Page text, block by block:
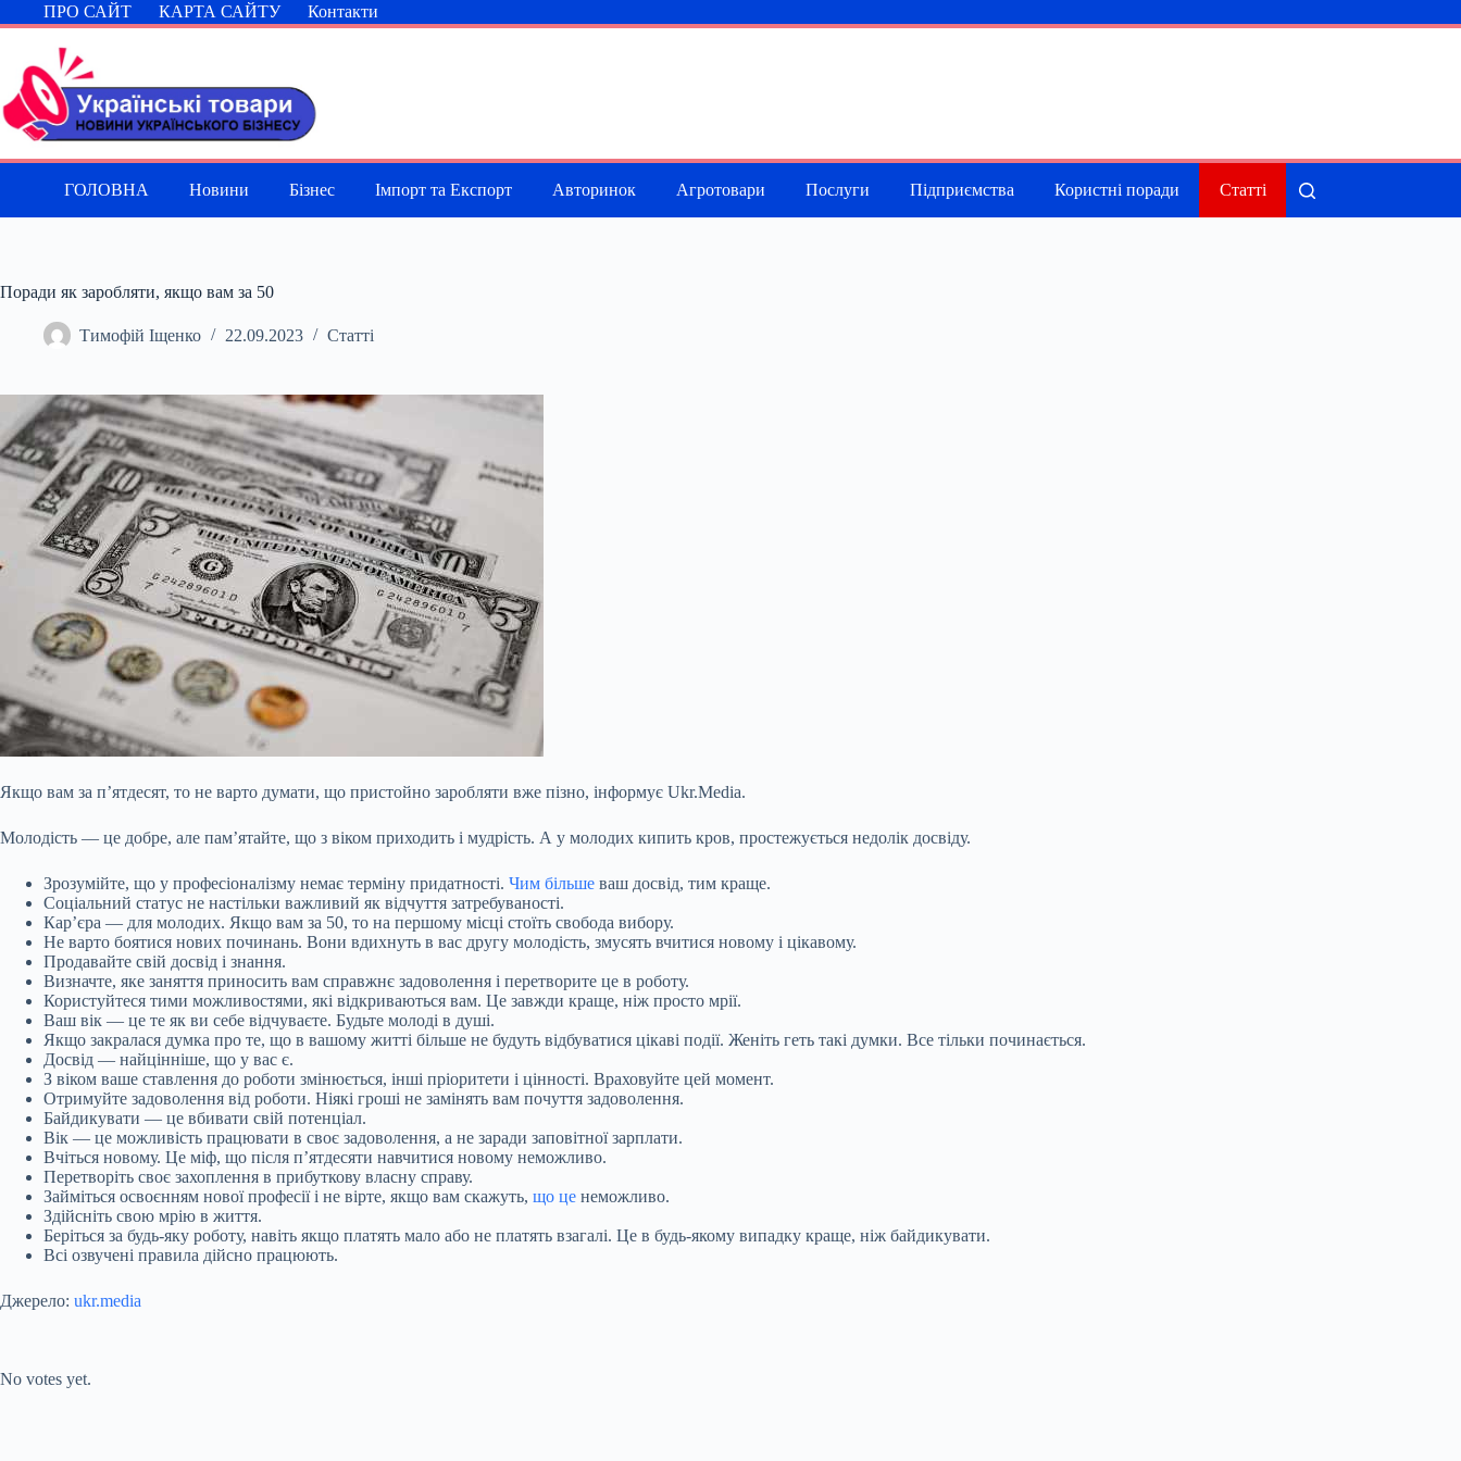
Перейти
до
ПРО САЙТ КАРТА САЙТУ Контакти
ГОЛОВНА Новини Бізнес Імпорт та Експорт Авторинок Агротовари Послуги Підприємства Користні поради Статті
Поради як заробляти, якщо вам за 50
Тимофій Іщенко 22.09.2023 Статті
Якщо вам за п’ятдесят, то не варто думати, що пристойно заробляти вже пізно, інформує Ukr.Media.
Молодість — це добре, але пам’ятайте, що з віком приходить і мудрість. А у молодих кипить кров, простежується недолік досвіду.
Зрозумійте, що у професіоналізму немає терміну придатності. Чим більше ваш досвід, тим краще.
Соціальний статус не настільки важливий як відчуття затребуваності.
Кар’єра — для молодих. Якщо вам за 50, то на першому місці стоїть свобода вибору.
Не варто боятися нових починань. Вони вдихнуть в вас другу молодість, змусять вчитися новому і цікавому.
Продавайте свій досвід і знання.
Визначте, яке заняття приносить вам справжнє задоволення і перетворите це в роботу.
Користуйтеся тими можливостями, які відкриваються вам. Це завжди краще, ніж просто мрії.
Ваш вік — це те як ви себе відчуваєте. Будьте молоді в душі.
Якщо закралася думка про те, що в вашому житті більше не будуть відбуватися цікаві події. Женіть геть такі думки. Все тільки починається.
Досвід — найцінніше, що у вас є.
З віком ваше ставлення до роботи змінюється, інші пріоритети і цінності. Враховуйте цей момент.
Отримуйте задоволення від роботи. Ніякі гроші не замінять вам почуття задоволення.
Байдикувати — це вбивати свій потенціал.
Вік — це можливість працювати в своє задоволення, а не заради заповітної зарплати.
Вчіться новому. Це міф, що після п’ятдесяти навчитися новому неможливо.
Перетворіть своє захоплення в прибуткову власну справу.
Займіться освоєнням нової професії і не вірте, якщо вам скажуть, що це неможливо.
Здійсніть свою мрію в життя.
Беріться за будь-яку роботу, навіть якщо платять мало або не платять взагалі. Це в будь-якому випадку краще, ніж байдикувати.
Всі озвучені правила дійсно працюють.
Джерело: ukr.media
No votes yet.